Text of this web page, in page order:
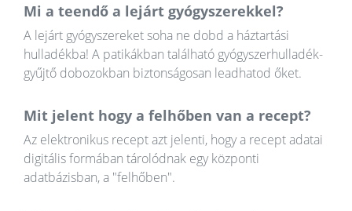
Mi a teendő a lejárt gyógyszerekkel?
A lejárt gyógyszereket soha ne dobd a háztartási
hulladékba! A patikákban található gyógyszerhulladék-
gyűjtő dobozokban biztonságosan leadhatod őket.
Mit jelent hogy a felhőben van a recept?
Az elektronikus recept azt jelenti, hogy a recept adatai
digitális formában tárolódnak egy központi
adatbázisban, a "felhőben".